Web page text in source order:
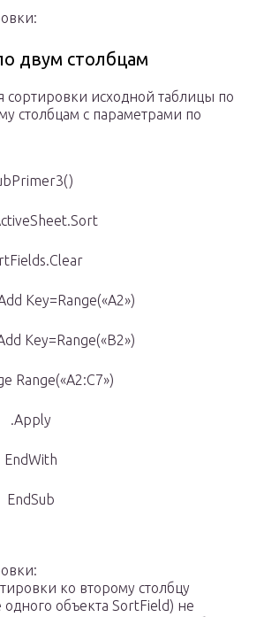
двум столбцам
сортировки исходной таблицы по
столбцам с параметрами по
Key=Range(«A2»)
Key=Range(«B2»)
Range(«A2:C7»)
.Apply
EndWith
EndSub
ко второму столбцу
объекта SortField) не